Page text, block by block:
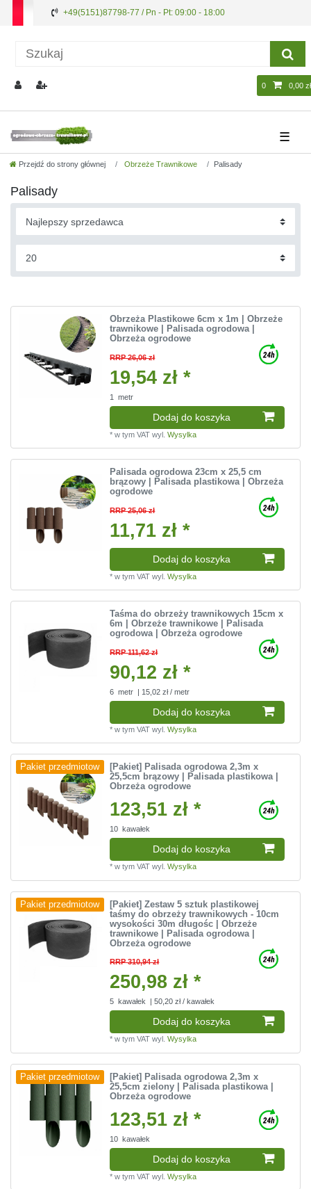
+49(5151)87798-77 / Pn - Pt: 09:00 - 18:00
0 0,00 zł
☰
Przejdź do strony głównej Obrzeże Trawnikowe Palisady
Palisady
Obrzeża Plastikowe 6cm x 1m | Obrzeże
trawnikowe | Palisada ogrodowa |
Obrzeża ogrodowe
RRP 26,06 zł
19,54 zł *
1 metr
Dodaj do koszyka
*w tym VAT wyl.Wysylka
Palisada ogrodowa 23cm x 25,5 cm
brązowy | Palisada plastikowa | Obrzeża
ogrodowe
RRP 25,06 zł
11,71 zł *
Dodaj do koszyka
*w tym VAT wyl.Wysylka
Taśma do obrzeży trawnikowych 15cm x
6m | Obrzeże trawnikowe | Palisada
ogrodowa | Obrzeża ogrodowe
RRP 111,62 zł
90,12 zł *
6 metr | 15,02 zł / metr
Dodaj do koszyka
*w tym VAT wyl.Wysylka
Pakiet przedmiotow
[Pakiet] Palisada ogrodowa 2,3m x
25,5cm brązowy | Palisada plastikowa |
Obrzeża ogrodowe
123,51 zł *
10 kawałek
Dodaj do koszyka
*w tym VAT wyl.Wysylka
Pakiet przedmiotow
[Pakiet] Zestaw 5 sztuk plastikowej
taśmy do obrzeży trawnikowych - 10cm
wysokości 30m długośc | Obrzeże
trawnikowe | Palisada ogrodowa |
Obrzeża ogrodowe
RRP 310,94 zł
250,98 zł *
5 kawałek | 50,20 zł / kawałek
Dodaj do koszyka
*w tym VAT wyl.Wysylka
Pakiet przedmiotow
[Pakiet] Palisada ogrodowa 2,3m x
25,5cm zielony | Palisada plastikowa |
Obrzeża ogrodowe
123,51 zł *
10 kawałek
Dodaj do koszyka
*w tym VAT wyl.Wysylka